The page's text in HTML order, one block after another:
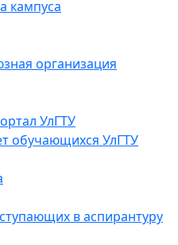
кампуса
организация
УлГТУ
обучающихся УлГТУ
в аспирантуру